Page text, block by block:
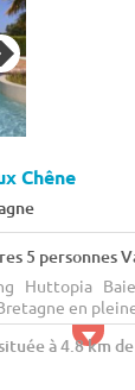
Chêne
5 personnes
Huttopia
en
à 4.8 km